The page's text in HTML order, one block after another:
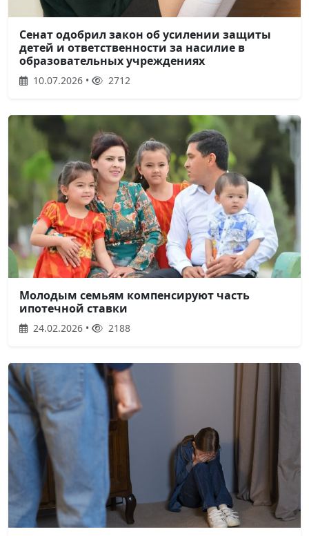
Сенат одобрил закон об усилении защиты
детей и ответственности за насилие в
образовательных учреждениях
10.07.2026 • 2712
Молодым семьям компенсируют часть
ипотечной ставки
24.02.2026 • 2188